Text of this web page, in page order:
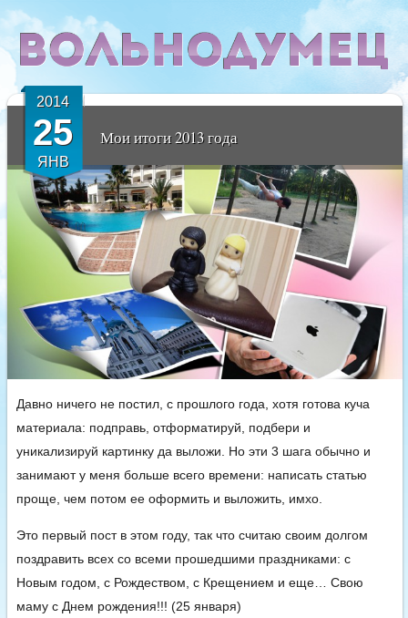
2014
25
ЯНВ
Мои итоги 2013 года
Давно ничего не постил, с прошлого года, хотя готова куча
материала: подправь, отформатируй, подбери и
уникализируй картинку да выложи. Но эти 3 шага обычно и
занимают у меня больше всего времени: написать статью
проще, чем потом ее оформить и выложить, имхо.
Это первый пост в этом году, так что считаю своим долгом
поздравить всех со всеми прошедшими праздниками: с
Новым годом, с Рождеством, с Крещением и еще… Свою
маму с Днем рождения!!! (25 января)